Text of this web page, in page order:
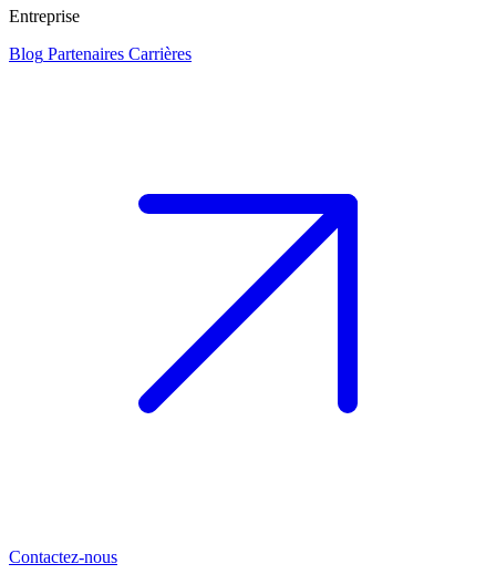
Entreprise
Blog Partenaires Carrières
Contactez-nous